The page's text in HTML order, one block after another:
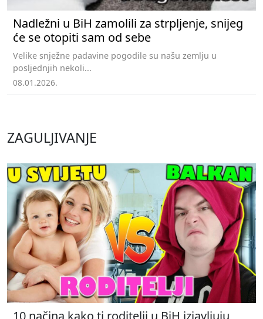
Nadležni u BiH zamolili za strpljenje, snijeg
će se otopiti sam od sebe
Velike snježne padavine pogodile su našu zemlju u
posljednjih nekoli...
08.01.2026.
ZAGULJIVANJE